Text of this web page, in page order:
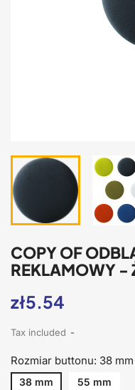
COPY OF
REKLAMOWY -
zł5.54
Tax included
Rozmiar buttonu: 38 mm
38 mm 55 mm